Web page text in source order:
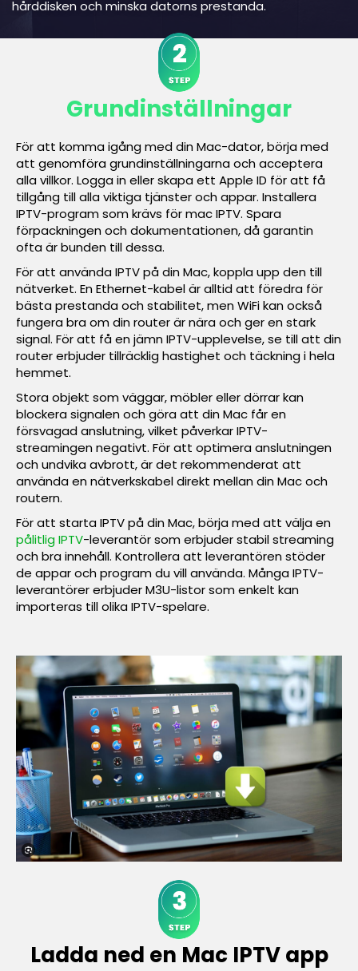
hårddisken och minska datorns prestanda.
Grundinställningar
För att komma igång med din Mac-dator, börja med
att genomföra grundinställningarna och acceptera
alla villkor. Logga in eller skapa ett Apple ID för att få
tillgång till alla viktiga tjänster och appar. Installera
IPTV-program som krävs för mac IPTV. Spara
förpackningen och dokumentationen, då garantin
ofta är bunden till dessa.
För att använda IPTV på din Mac, koppla upp den till
nätverket. En Ethernet-kabel är alltid att föredra för
bästa prestanda och stabilitet, men WiFi kan också
fungera bra om din router är nära och ger en stark
signal. För att få en jämn IPTV-upplevelse, se till att din
router erbjuder tillräcklig hastighet och täckning i hela
hemmet.
Stora objekt som väggar, möbler eller dörrar kan
blockera signalen och göra att din Mac får en
försvagad anslutning, vilket påverkar IPTV-
streamingen negativt. För att optimera anslutningen
och undvika avbrott, är det rekommenderat att
använda en nätverkskabel direkt mellan din Mac och
routern.
För att starta IPTV på din Mac, börja med att välja en
pålitlig IPTV-leverantör som erbjuder stabil streaming
och bra innehåll. Kontrollera att leverantören stöder
de appar och program du vill använda. Många IPTV-
leverantörer erbjuder M3U-listor som enkelt kan
importeras till olika IPTV-spelare.
Ladda ned en Mac IPTV app